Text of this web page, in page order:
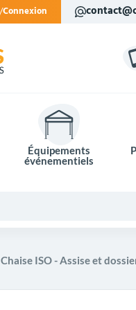
Connexion
Équipements
événementiels
Chaise ISO - Assise et